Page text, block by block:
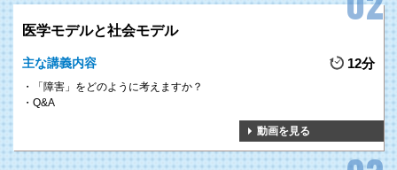
障害者雇用における採用後の定着に向けては、ストレス対応や現在の
安定度等を把握しておくことが重要です。しかし、面接では見極める
ことが難しい場合もあるため、採用前にインターンシップを行うこと
が有益です。
そこで、本研修ではインターンシップを行う上でのフローを具体的に
医学モデルと社会モデル
主な講義内容 12分
「障害」をどのように考えますか？
Q&A
動画を見る